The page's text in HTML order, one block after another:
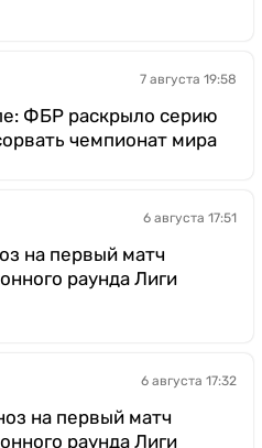
7 августа 19:58
ФБР раскрыло серию
чемпионат мира
6 августа 17:51
на первый матч
раунда Лиги
6 августа 17:32
на первый матч
раунда Лиги